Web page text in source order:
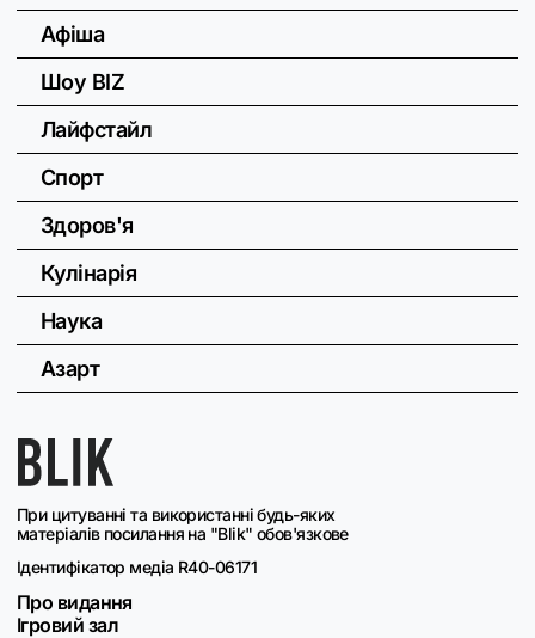
При цитуванні та використанні будь-яких
матеріалів посилання на "Blik" обов'язкове
Ідентифікатор медіа R40-06171
Про видання
Ігровий зал
Афіша
Шоу BIZ
Лайфстайл
Спорт
Здоров'я
Кулінарія
Наука
Азарт